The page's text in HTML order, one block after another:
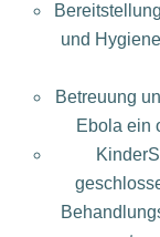
und
Betreuung
Ebola ein